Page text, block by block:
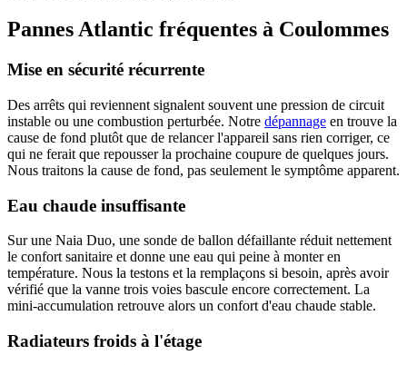
Pannes Atlantic fréquentes à Coulommes
Mise en sécurité récurrente
Des arrêts qui reviennent signalent souvent une pression de circuit
instable ou une combustion perturbée. Notre dépannage en trouve la
cause de fond plutôt que de relancer l'appareil sans rien corriger, ce
qui ne ferait que repousser la prochaine coupure de quelques jours.
Nous traitons la cause de fond, pas seulement le symptôme apparent.
Eau chaude insuffisante
Sur une Naia Duo, une sonde de ballon défaillante réduit nettement
le confort sanitaire et donne une eau qui peine à monter en
température. Nous la testons et la remplaçons si besoin, après avoir
vérifié que la vanne trois voies bascule encore correctement. La
mini-accumulation retrouve alors un confort d'eau chaude stable.
Radiateurs froids à l'étage